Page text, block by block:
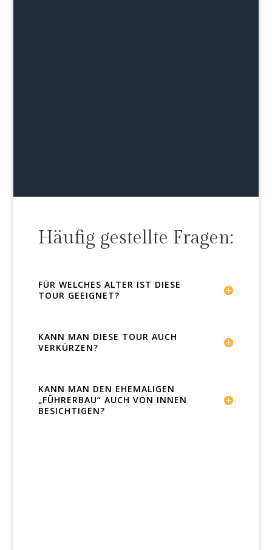
Häufig gestellte Fragen:
FÜR WELCHES ALTER IST DIESE
TOUR GEEIGNET?
KANN MAN DIESE TOUR AUCH
VERKÜRZEN?
KANN MAN DEN EHEMALIGEN
„FÜHRERBAU“ AUCH VON INNEN
BESICHTIGEN?